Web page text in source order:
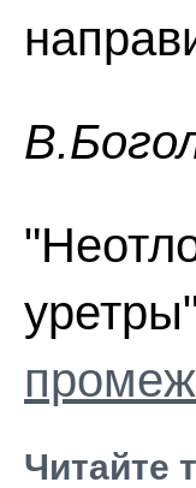
Читайте